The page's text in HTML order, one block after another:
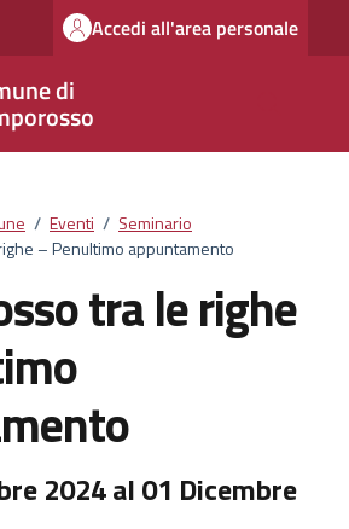
Accedi all'area personale
di
/ Eventi / Seminario
– Penultimo appuntamento
tra le righe
2024 al 01 Dicembre